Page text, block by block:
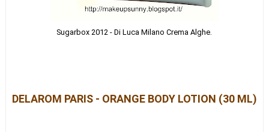
Sugarbox 2012 - Di Luca Milano Crema Alghe.
DELAROM PARIS - ORANGE BODY LOTION (30 ML)